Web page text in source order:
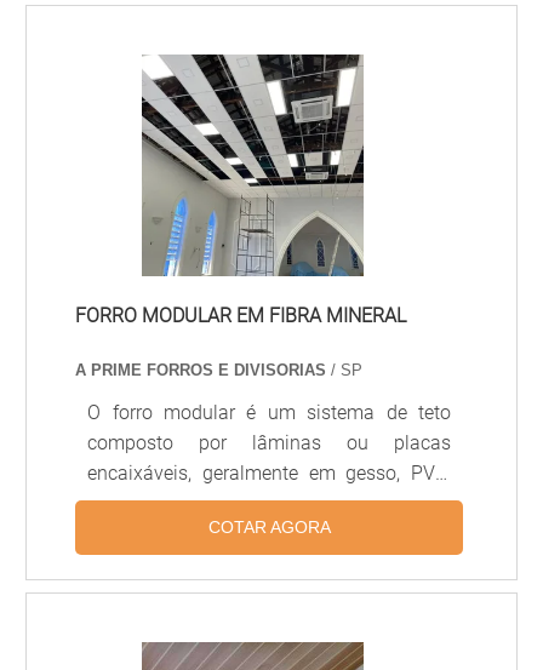
FORRO MODULAR EM FIBRA MINERAL
A PRIME FORROS E DIVISORIAS / SP
O forro modular é um sistema de teto
composto por lâminas ou placas
encaixáveis, geralmente em gesso, PVC,
alumínio ou fibra mineral, projetado para
facilitar a instalação, manutenção e
Proporciona acústica controlada,
sistemas de iluminação e climatização,
COTAR AGORA